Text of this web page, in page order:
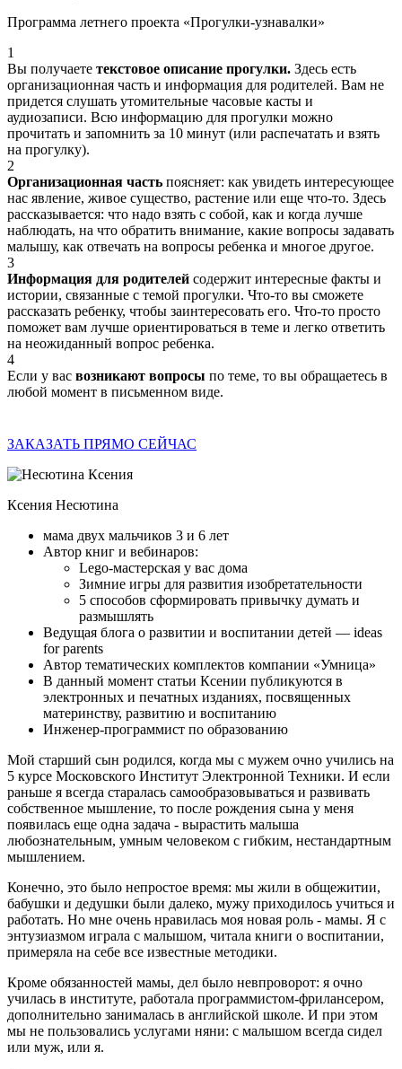
Программа летнего проекта «Прогулки-узнавалки»
1
Вы получаете текстовое описание прогулки. Здесь есть
организационная часть и информация для родителей. Вам не
придется слушать утомительные часовые касты и
аудиозаписи. Всю информацию для прогулки можно
прочитать и запомнить за 10 минут (или распечатать и взять
на прогулку).
2
Организационная часть поясняет: как увидеть интересующее
нас явление, живое существо, растение или еще что-то. Здесь
рассказывается: что надо взять с собой, как и когда лучше
наблюдать, на что обратить внимание, какие вопросы задавать
малышу, как отвечать на вопросы ребенка и многое другое.
3
Информация для родителей содержит интересные факты и
истории, связанные с темой прогулки. Что-то вы сможете
рассказать ребенку, чтобы заинтересовать его. Что-то просто
поможет вам лучше ориентироваться в теме и легко ответить
на неожиданный вопрос ребенка.
4
Если у вас возникают вопросы по теме, то вы обращаетесь в
любой момент в письменном виде.
ЗАКАЗАТЬ ПРЯМО СЕЙЧАС
Ксения Несютина
мама двух мальчиков 3 и 6 лет
Автор книг и вебинаров:
Lego-мастерская у вас дома
Зимние игры для развития изобретательности
5 способов сформировать привычку думать и
размышлять
Ведущая блога о развитии и воспитании детей — ideas
for parents
Автор тематических комплектов компании «Умница»
В данный момент статьи Ксении публикуются в
электронных и печатных изданиях, посвященных
материнству, развитию и воспитанию
Инженер-программист по образованию
Мой старший сын родился, когда мы с мужем очно учились на
5 курсе Московского Институт Электронной Техники. И если
раньше я всегда старалась самообразовываться и развивать
собственное мышление, то после рождения сына у меня
появилась еще одна задача - вырастить малыша
любознательным, умным человеком с гибким, нестандартным
мышлением.
Конечно, это было непростое время: мы жили в общежитии,
бабушки и дедушки были далеко, мужу приходилось учиться и
работать. Но мне очень нравилась моя новая роль - мамы. Я с
энтузиазмом играла с малышом, читала книги о воспитании,
примеряла на себе все известные методики.
Кроме обязанностей мамы, дел было невпроворот: я очно
училась в институте, работала программистом-фрилансером,
дополнительно занималась в английской школе. И при этом
мы не пользовались услугами няни: с малышом всегда сидел
или муж, или я.